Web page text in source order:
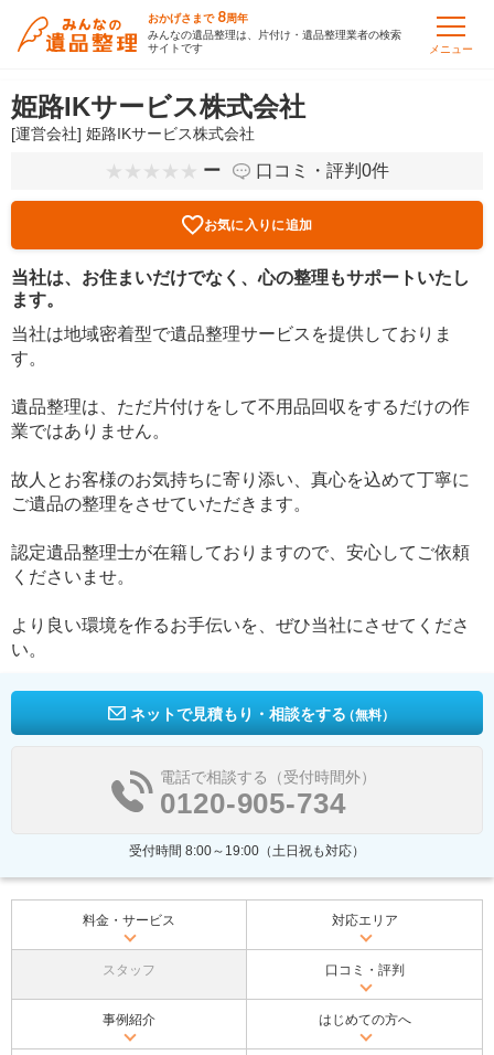
おかげさまで 8周年
みんなの遺品整理は、片付け・遺品整理業者の検索
サイトです
メニュー
姫路IKサービス株式会社
[運営会社] 姫路IKサービス株式会社
ー 口コミ・評判0件
お気に入りに追加
当社は、お住まいだけでなく、心の整理もサポートいたし
ます。
当社は地域密着型で遺品整理サービスを提供しておりま
す。
遺品整理は、ただ片付けをして不用品回収をするだけの作
業ではありません。
故人とお客様のお気持ちに寄り添い、真心を込めて丁寧に
ご遺品の整理をさせていただきます。
認定遺品整理士が在籍しておりますので、安心してご依頼
くださいませ。
より良い環境を作るお手伝いを、ぜひ当社にさせてくださ
い。
ネットで見積もり・相談をする（無料）
電話で相談する（受付時間外）
0120-905-734
受付時間 8:00～19:00（土日祝も対応）
料金・サービス 対応エリア
スタッフ 口コミ・評判
事例紹介 はじめての方へ